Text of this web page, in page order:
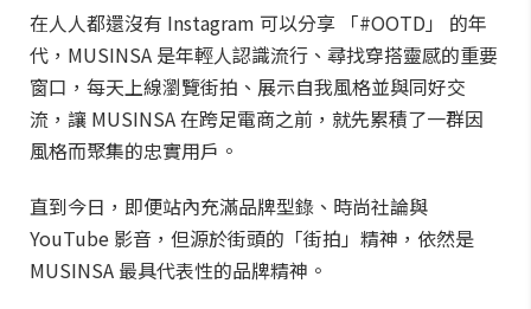
在人人都還沒有 Instagram 可以分享 「#OOTD」 的年
代，MUSINSA 是年輕人認識流行、尋找穿搭靈感的重要
窗口，每天上線瀏覽街拍、展示自我風格並與同好交
流，讓 MUSINSA 在跨足電商之前，就先累積了一群因
風格而聚集的忠實用戶。
直到今日，即便站內充滿品牌型錄、時尚社論與
YouTube 影音，但源於街頭的「街拍」精神，依然是
MUSINSA 最具代表性的品牌精神。